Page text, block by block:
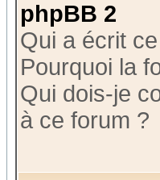
phpBB 2
Qui a écrit
Pourquoi la
Qui dois-je
à ce forum ?